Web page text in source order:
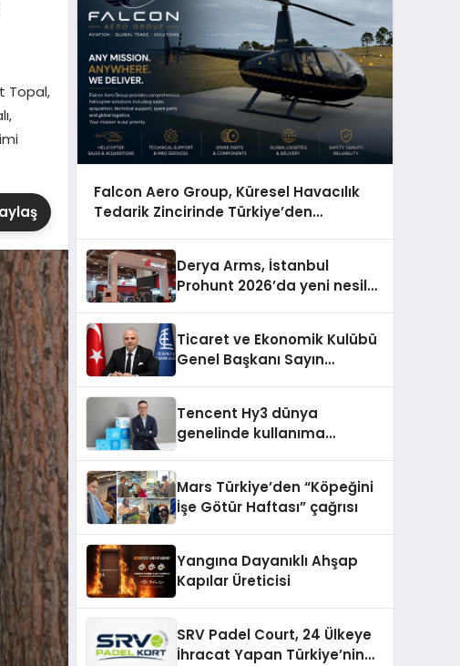
Topal,
Falcon Aero Group, Küresel Havacılık
Tedarik Zincirinde Türkiye’den
Derya Arms, İstanbul
Prohunt 2026’da yeni nesil
Ticaret ve Ekonomik Kulübü
Genel Başkanı Sayın
şunları kaydetti:
Tencent Hy3 dünya
genelinde kullanıma
Mars Türkiye’den “Köpeğini
İşe Götür Haftası” çağrısı
Yangına Dayanıklı Ahşap
Kapılar Üreticisi
SRV Padel Court, 24 Ülkeye
İhracat Yapan Türkiye’nin